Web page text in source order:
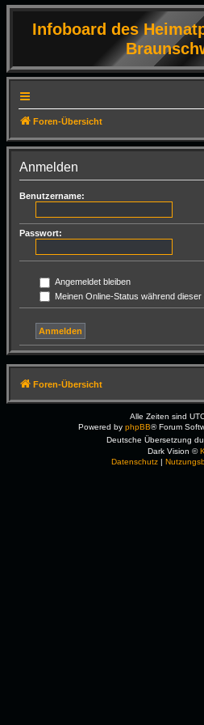
Infoboard des
Foren-Übersicht
Anmelden
Benutzername:
Passwort:
Angemeldet bleiben
Meinen Online-Status während
Foren-Übersicht
Alle Zeiten sind
Powered by phpBB® Forum
Deutsche Übersetzung
Dark Vision ©
Datenschutz|